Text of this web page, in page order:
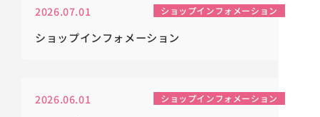
2026.07.01 ショップインフォメーション
ショップインフォメーション
2026.06.01 ショップインフォメーション